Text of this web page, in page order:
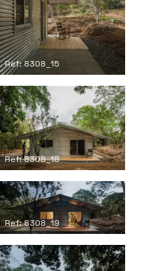
Ref: 8308_15
Ref: 8308_18
Ref: 8308_19